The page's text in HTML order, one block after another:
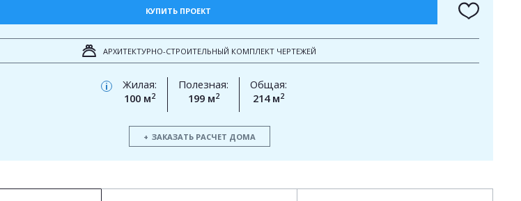
КУПИТЬ ПРОЕКТ
АРХИТЕКТУРНО-СТРОИТЕЛЬНЫЙ КОМПЛЕКТ ЧЕРТЕЖЕЙ
i
Жилая:
100 м2
Полезная:
199 м2
Общая:
214 м2
ЗАКАЗАТЬ РАСЧЕТ ДОМА